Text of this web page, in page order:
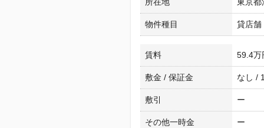
所在地 東京都
物件種目 貸店舗
賃料 59.4万
敷金 / 保証金 なし /
敷引 ー
その他一時金 ー